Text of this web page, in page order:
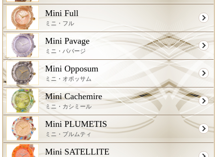
Mini Full
ミニ・フル
Mini Pavage
ミニ・パバージ
Mini Opposum
ミニ・オポッサム
Mini Cachemire
ミニ・カシミール
Mini PLUMETIS
ミニ・プルムティ
Mini SATELLITE